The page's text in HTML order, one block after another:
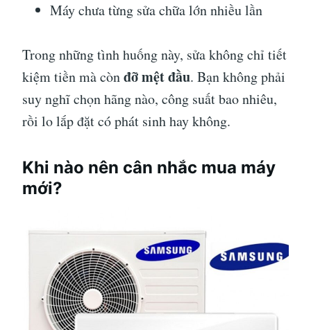
Máy chưa từng sửa chữa lớn nhiều lần
Trong những tình huống này, sửa không chỉ tiết
kiệm tiền mà cònđỡ mệt đầu. Bạn không phải
suy nghĩ chọn hãng nào, công suất bao nhiêu,
rồi lo lắp đặt có phát sinh hay không.
Khi nào nên cân nhắc mua máy
mới?